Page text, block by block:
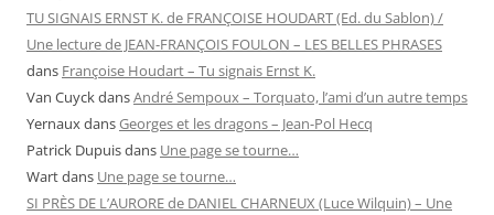
TU SIGNAIS ERNST K. de FRANÇOISE HOUDART (Ed. du Sablon) /
Une lecture de JEAN-FRANÇOIS FOULON – LES BELLES PHRASES
dans Françoise Houdart – Tu signais Ernst K.
Van CuyckdansAndré Sempoux – Torquato, l’ami d’un autre temps
YernauxdansGeorges et les dragons – Jean-Pol Hecq
Patrick Dupuisdans Une page se tourne…
Wartdans Une page se tourne…
SI PRÈS DE L’AURORE de DANIEL CHARNEUX (Luce Wilquin) – Une